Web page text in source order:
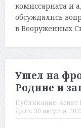
комиссариата и
обсуждались
в Вооруженных
Ушел на
Родине и
Публикация: Асият
Дата: 30 августа,